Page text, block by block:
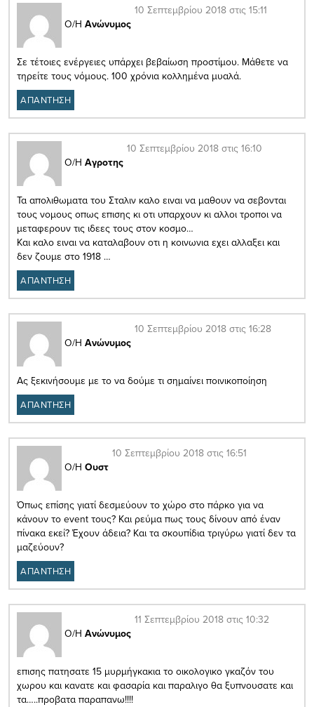
Ο/Η Ανώνυμος
10 Σεπτεμβρίου 2018 στις 15:11
Σε τέτοιες ενέργειες υπάρχει βεβαίωση προστίμου. Μάθετε να
τηρείτε τους νόμους. 100 χρόνια κολλημένα μυαλά.
ΑΠΑΝΤΗΣΗ
Ο/Η Αγροτης
10 Σεπτεμβρίου 2018 στις 16:10
Τα απολιθωματα του Σταλιν καλο ειναι να μαθουν να σεβονται
τους νομους οπως επισης κι οτι υπαρχουν κι αλλοι τροποι να
μεταφερουν τις ιδεες τους στον κοσμο…
Και καλο ειναι να καταλαβουν οτι η κοινωνια εχει αλλαξει και
δεν ζουμε στο 1918 …
ΑΠΑΝΤΗΣΗ
Ο/Η Ανώνυμος
10 Σεπτεμβρίου 2018 στις 16:28
Ας ξεκινήσουμε με το να δούμε τι σημαίνει ποινικοποίηση
ΑΠΑΝΤΗΣΗ
Ο/Η Ουστ
10 Σεπτεμβρίου 2018 στις 16:51
Όπως επίσης γιατί δεσμεύουν το χώρο στο πάρκο για να
κάνουν το event τους? Και ρεύμα πως τους δίνουν από έναν
πίνακα εκεί? Έχουν άδεια? Και τα σκουπίδια τριγύρω γιατί δεν τα
μαζεύουν?
ΑΠΑΝΤΗΣΗ
Ο/Η Ανώνυμος
11 Σεπτεμβρίου 2018 στις 10:32
επισης πατησατε 15 μυρμήγκακια το οικολογικο γκαζόν του
χωρου και κανατε και φασαρία και παραλιγο θα ξυπνουσατε και
τα…..προβατα παραπανω!!!!